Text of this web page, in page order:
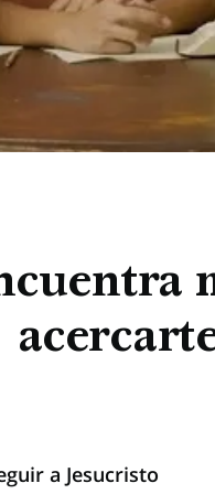
a Jesucristo